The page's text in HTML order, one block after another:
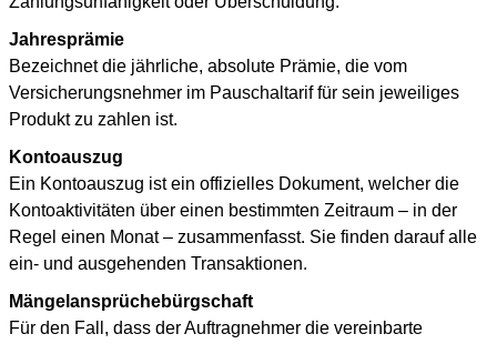
Jahresprämie
Bezeichnet die jährliche, absolute Prämie, die vom
Versicherungsnehmer im Pauschaltarif für sein jeweiliges
Produkt zu zahlen ist.
Kontoauszug
Ein Kontoauszug ist ein offizielles Dokument, welcher die
Kontoaktivitäten über einen bestimmten Zeitraum – in der
Regel einen Monat – zusammenfasst. Sie finden darauf alle
ein- und ausgehenden Transaktionen.
Mängelansprüchebürgschaft
Für den Fall, dass der Auftragnehmer die vereinbarte